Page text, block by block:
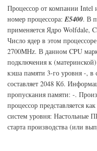
Процессор от компании
номер процессора:E5400. В
применяется Ядро Wolfdale,
Число ядер в этом процессоре
2700MHz. В данном CPU
подключения к
кэша памяти 3-го уровня -, в
составляет 2048 Кб.
пропускания памяти: -.
процессор представляется
систем уровня: Настольные
старта производства (или
о Процессор Intel Pentium-E5400